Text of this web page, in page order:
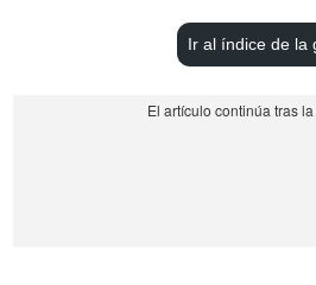
Ir al índice de la